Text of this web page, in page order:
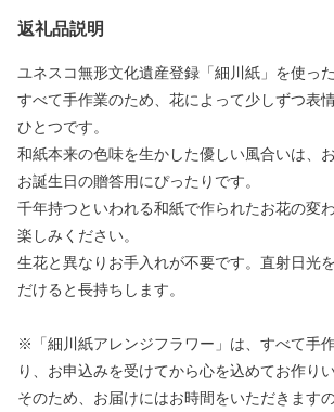
返礼品説明
ユネスコ無形文化遺産登録「細川紙」を使った
すべて手作業のため、花によって少しずつ表
ひとつです。
和紙本来の色味を生かした優しい風合いは、
お誕生日の贈答用にぴったりです。
千年持つといわれる和紙で作られたお花の変
楽しみください。
生花と異なりお手入れが不要です。直射日光
だけると長持ちします。
※「細川紙アレンジフラワー」は、すべて手
り、お申込みを受けてから心を込めてお作り
そのため、お届けにはお時間をいただきます